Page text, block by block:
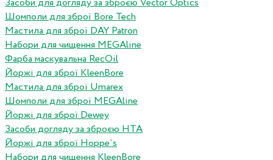
Засоби для догляду за зброєю Vector Optics
Шомполи для зброї Bore Tech
Мастила для зброї DAY Patron
Набори для чищення MEGAline
Фарба маскувальна RecOil
Йоржі для зброї KleenBore
Мастила для зброї Umarex
Шомполи для зброї MEGAline
Йоржі для зброї Dewey
Засоби догляду за зброєю HTA
Йоржі для зброї Hoppe`s